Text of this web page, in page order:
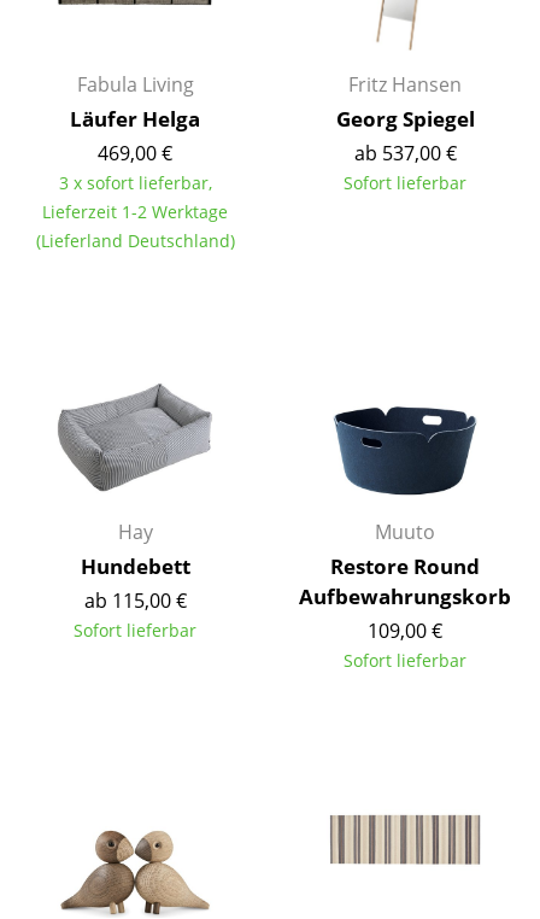
Empfang
Cafeteria
Branchenlösungen
Sicheres Arbeiten
Cassina
Fritz Hansen
Knoll International
Louis Poulsen
USM Haller
Vitra
Fabula Living
Läufer Helga
469,00 €
3 x sofort lieferbar,
Lieferzeit 1-2 Werktage
(Lieferland Deutschland)
Fritz Hansen
Georg Spiegel
ab 537,00 €
Sofort lieferbar
Hay
Hundebett
ab 115,00 €
Sofort lieferbar
Muuto
Restore Round
Aufbewahrungskorb
109,00 €
Sofort lieferbar